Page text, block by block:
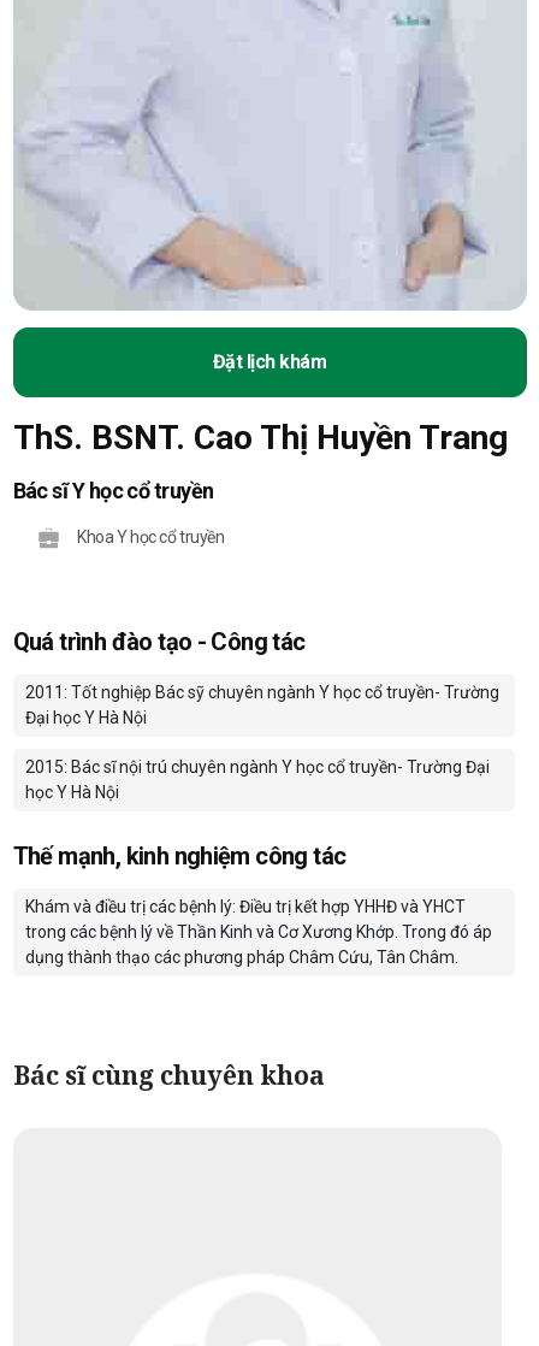
Đặt lịch khám
ThS. BSNT. Cao Thị Huyền Trang
Bác sĩ Y học cổ truyền
Khoa Y học cổ truyền
Quá trình đào tạo - Công tác
2011: Tốt nghiệp Bác sỹ chuyên ngành Y học cổ truyền- Trường
Đại học Y Hà Nội
2015: Bác sĩ nội trú chuyên ngành Y học cổ truyền- Trường Đại
học Y Hà Nội
Thế mạnh, kinh nghiệm công tác
Khám và điều trị các bệnh lý: Điều trị kết hợp YHHĐ và YHCT
trong các bệnh lý về Thần Kinh và Cơ Xương Khớp. Trong đó áp
dụng thành thạo các phương pháp Châm Cứu, Tân Châm.
Bác sĩ cùng chuyên khoa